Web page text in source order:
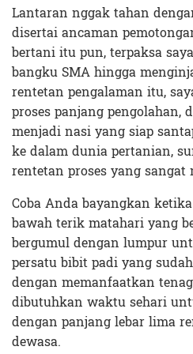
Lantaran nggak tahan
disertai ancaman
bertani itu pun, terpaksa
bangku SMA hingga
rentetan pengalaman itu,
proses panjang pengolahan,
menjadi nasi yang siap
ke dalam dunia pertanian,
rentetan proses yang sangat
Coba Anda bayangkan
bawah terik matahari yang
bergumul dengan lumpur
persatu bibit padi yang
dengan memanfaatkan
dibutuhkan waktu sehari
dengan panjang lebar lima
dewasa.